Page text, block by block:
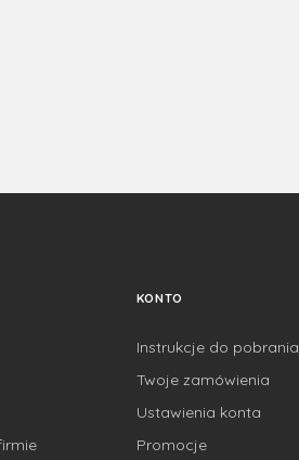
KONTO
Instrukcje do pobrania
Twoje zamówienia
Ustawienia konta
Promocje